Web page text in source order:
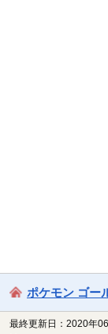
ポケモン ゴー
最終更新日：2020年